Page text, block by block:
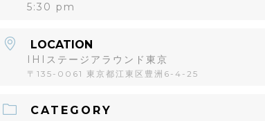
5:30 pm
LOCATION
IHIステージアラウンド東京
〒135-0061 東京都江東区豊洲6-4-25
CATEGORY